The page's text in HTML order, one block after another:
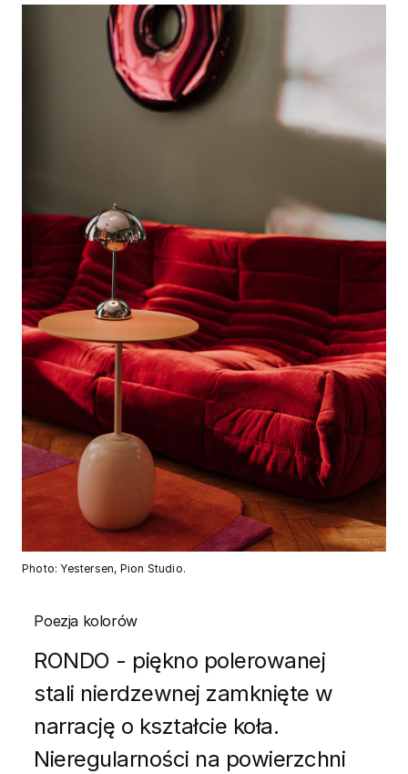
Photo: Yestersen, Pion Studio.
Poezja kolorów
RONDO - piękno polerowanej
stali nierdzewnej zamknięte w
narrację o kształcie koła.
Nieregularności na powierzchni